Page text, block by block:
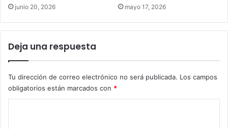
junio 20, 2026 mayo 17, 2026
Deja una respuesta
Tu dirección de correo electrónico no será publicada. Los campos
obligatorios están marcados con *